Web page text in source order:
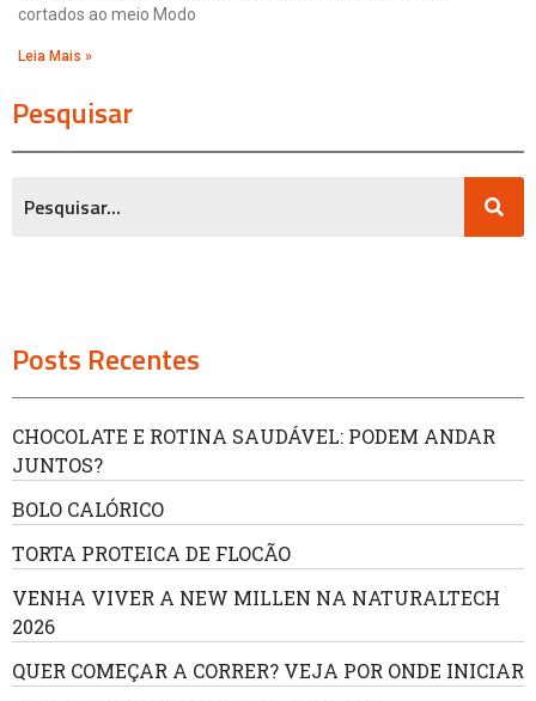
cortados ao meio Modo
Leia Mais »
Pesquisar
Posts Recentes
CHOCOLATE E ROTINA SAUDÁVEL: PODEM ANDAR
JUNTOS?
BOLO CALÓRICO
TORTA PROTEICA DE FLOCÃO
VENHA VIVER A NEW MILLEN NA NATURALTECH
2026
QUER COMEÇAR A CORRER? VEJA POR ONDE INICIAR